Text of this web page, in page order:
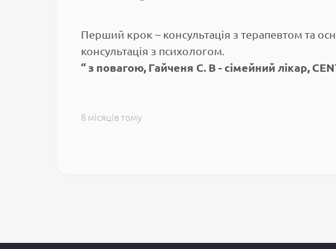
Перший крок – консультація з терапевтом та
консультація з психологом.
з повагою, Гайченя С. В - сімейний лікар,
8 місяців тому